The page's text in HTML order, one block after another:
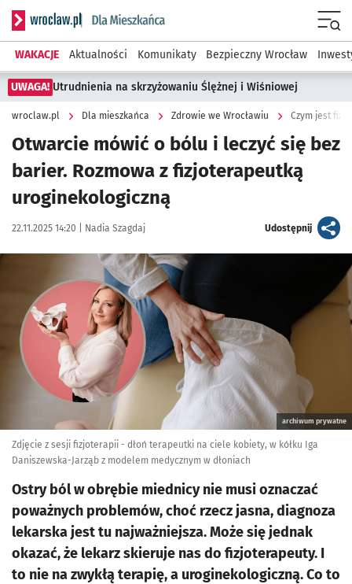
Serwis informacyjny wroclaw.pl podserwis: Dla mieszkańca
WAKACJE Aktualności Komunikaty Bezpieczny Wrocław
UWAGA! Utrudnienia na skrzyżowaniu Ślężnej i Wiśniowej
wroclaw.pl Dla mieszkańca Zdrowie we Wrocławiu Czym jest
Otwarcie mówić o bólu i leczyć się bez
barier. Rozmowa z fizjoterapeutką
uroginekologiczną
Data publikacji:
22.11.2025 14:20 | Autor:
Nadia Szagdaj Udostępnijartykuł
Kliknij, aby powiększyć
archiwum prywatne
Zdjęcie z sesji fizjoterapii - dłoń terapeutki na ciele kobiety, w kółku Iga
Daniszewska-Jarząb z modelem medycznym w dłoniach
Ostry ból w obrębie miednicy nie musi oznaczać
poważnych problemów, choć rzecz jasna, diagnoza
lekarska jest tu najważniejsza. Może się jednak
okazać, że lekarz skieruje nas do fizjoterapeuty. I
to nie na zwykłą terapię, a uroginekologiczną. Co to